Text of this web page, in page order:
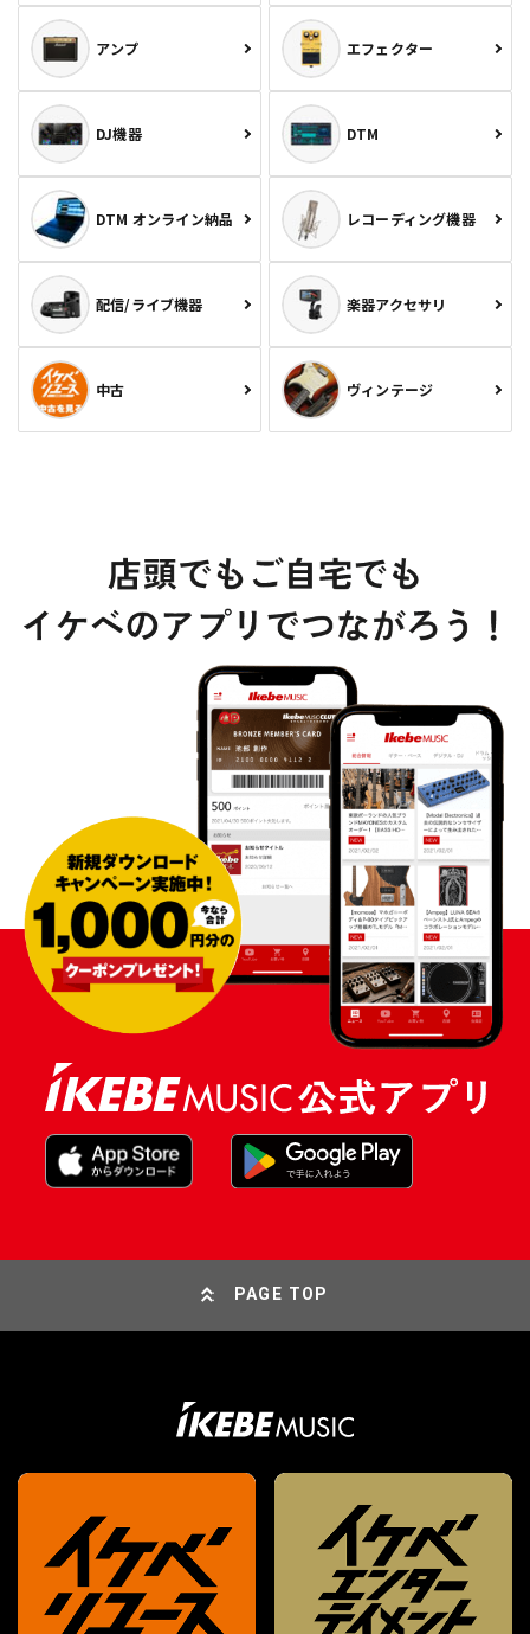
アンプ エフェクター
DJ機器 DTM
DTM オンライン納品 レコーディング機器
配信/ライブ機器 楽器アクセサリ
中古 ヴィンテージ
PAGE TOP